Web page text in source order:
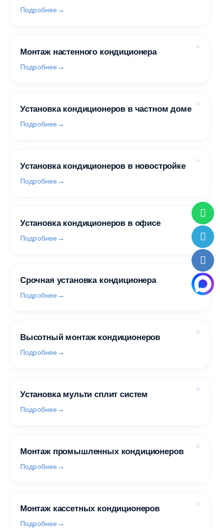
Подробнее
Монтаж настенного кондиционера
Подробнее
Установка кондиционеров в частном доме
Подробнее
Установка кондиционеров в новостройке
Подробнее
Установка кондиционеров в офисе
Подробнее
Срочная установка кондиционера
Подробнее
Высотный монтаж кондиционеров
Подробнее
Установка мульти сплит систем
Подробнее
Монтаж промышленных кондиционеров
Подробнее
Монтаж кассетных кондиционеров
Подробнее